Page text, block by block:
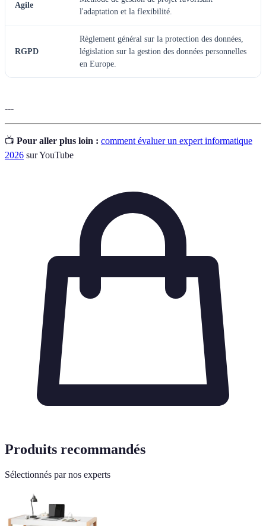
Agile
l'adaptation et la flexibilité.
RGPD
Règlement général sur la protection des données,
législation sur la gestion des données personnelles
en Europe.
---
📺 Pour aller plus loin : comment évaluer un expert informatique
2026 sur YouTube
Produits recommandés
Sélectionnés par nos experts